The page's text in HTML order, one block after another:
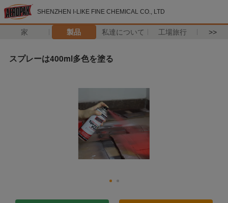
SHENZHEN I-LIKE FINE CHEMICAL CO., LTD
家 製品 私達について 工場旅行 >>
スプレーは400ml多色を塗る